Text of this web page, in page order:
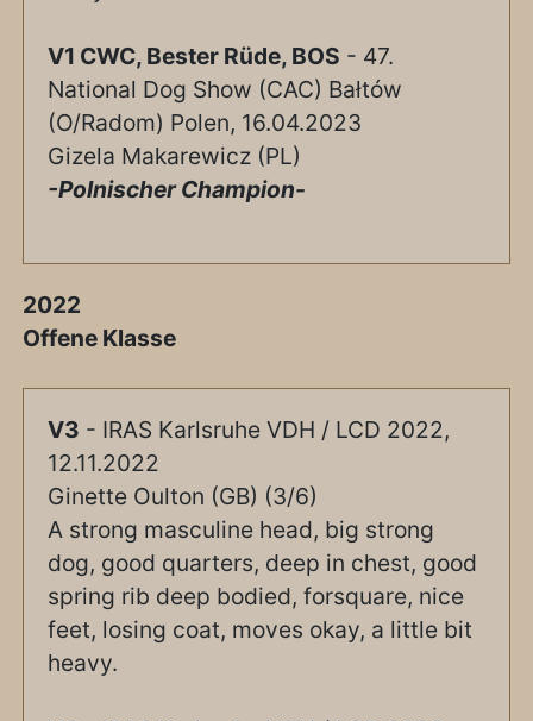
V1 CWC, Bester Rüde, BOS - 47.
National Dog Show (CAC) Bałtów
(O/Radom) Polen, 16.04.2023
Gizela Makarewicz (PL)
-Polnischer Champion-
2022
Offene Klasse
V3 - IRAS Karlsruhe VDH / LCD 2022,
12.11.2022
Ginette Oulton (GB) (3/6)
A strong masculine head, big strong
dog, good quarters, deep in chest, good
spring rib deep bodied, forsquare, nice
feet, losing coat, moves okay, a little bit
heavy.